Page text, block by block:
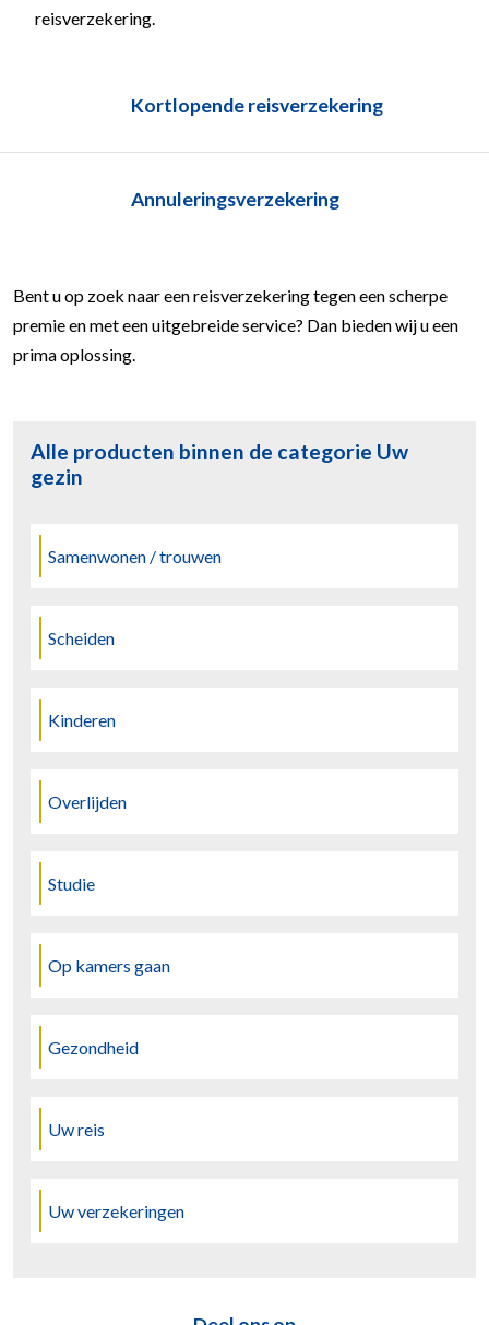
reisverzekering.
Kortlopende reisverzekering
Annuleringsverzekering
Bent u op zoek naar een reisverzekering tegen een scherpe
premie en met een uitgebreide service? Dan bieden wij u een
prima oplossing.
Alle producten binnen de categorie Uw
gezin
Samenwonen / trouwen
Scheiden
Kinderen
Overlijden
Studie
Op kamers gaan
Gezondheid
Uw reis
Uw verzekeringen